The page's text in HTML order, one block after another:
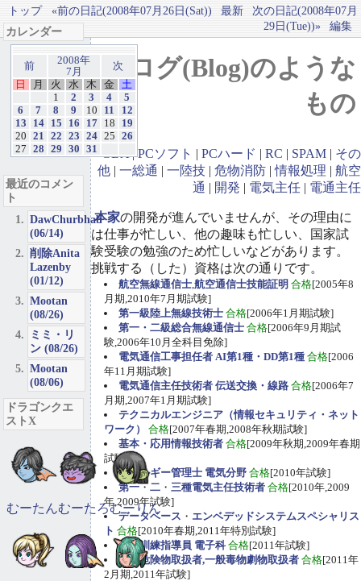
トップ «前の日記(2008年07月26日(Sat)) 最新
次の日記(2008年07月
29日(Tue))»
編集
ブログ(Blog)のような
もの
GBA|PCソフト | PCハード | RC | SPAM | その
他 | 一総通 | 一陸技 | 危物消防 |情報処理 | 航空
通 | 開発 | 電気主任 | 電通主任
本家の開発が進んでいませんが、その理由に
は仕事が忙しい、他の趣味も忙しい、国家試
験受験の勉強のため忙しいなどがあります。
挑戦する（した）資格は次の通りです。
航空無線通信士,航空通信士技能証明 合格[2005年8
月期,2010年7月期試験]
第一級陸上無線技術士 合格[2006年1月期試験]
第一・二級総合無線通信士 合格[2006年9月期試
験,2006年10月全科目免除]
電気通信工事担任者 AI第1種・DD第1種 合格[2006
年11月期試験]
電気通信主任技術者 伝送交換・線路 合格[2006年7
月期,2007年1月期試験]
テクニカルエンジニア（情報セキュリティ・ネット
ワーク）
合格[2007年春期,2008年秋期試験]
基本・応用情報技術者 合格[2009年秋期,2009年春期
試験]
エネルギー管理士 電気分野 合格[2010年試験]
第一・二 ・ 三種電気主任技術者 合格[2010年,2009
年,2009年試験]
データベース ・ エンベデッドシステムスペシャリス
ト 合格[2010年春期,2011年特別試験]
職業訓練指導員 電子科 合格[2011年試験]
甲種危険物取扱者,一般毒物劇物取扱者 合格[2011年
2月期,2011年試験]
カレンダー
前
2008年
7月
次
日
月 火 水 木 金
土
1
2 3 4
5
6
7 8 9 10 11
12
13
14 15 16 17 18
19
20
21 22 23 24 25
26
27
28 29 30 31
最近のコメン
ト
DawChurbhab
(06/14)
削除Anita
Lazenby
(01/12)
Mootan
(08/26)
ミミ・リ
ン (08/26)
Mootan
(08/06)
ドラゴンクエ
ストX
むーたんむーたろむーりん